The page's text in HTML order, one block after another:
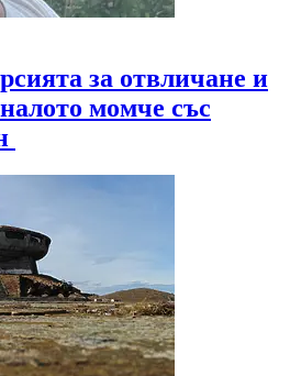
за отвличане и
момче със